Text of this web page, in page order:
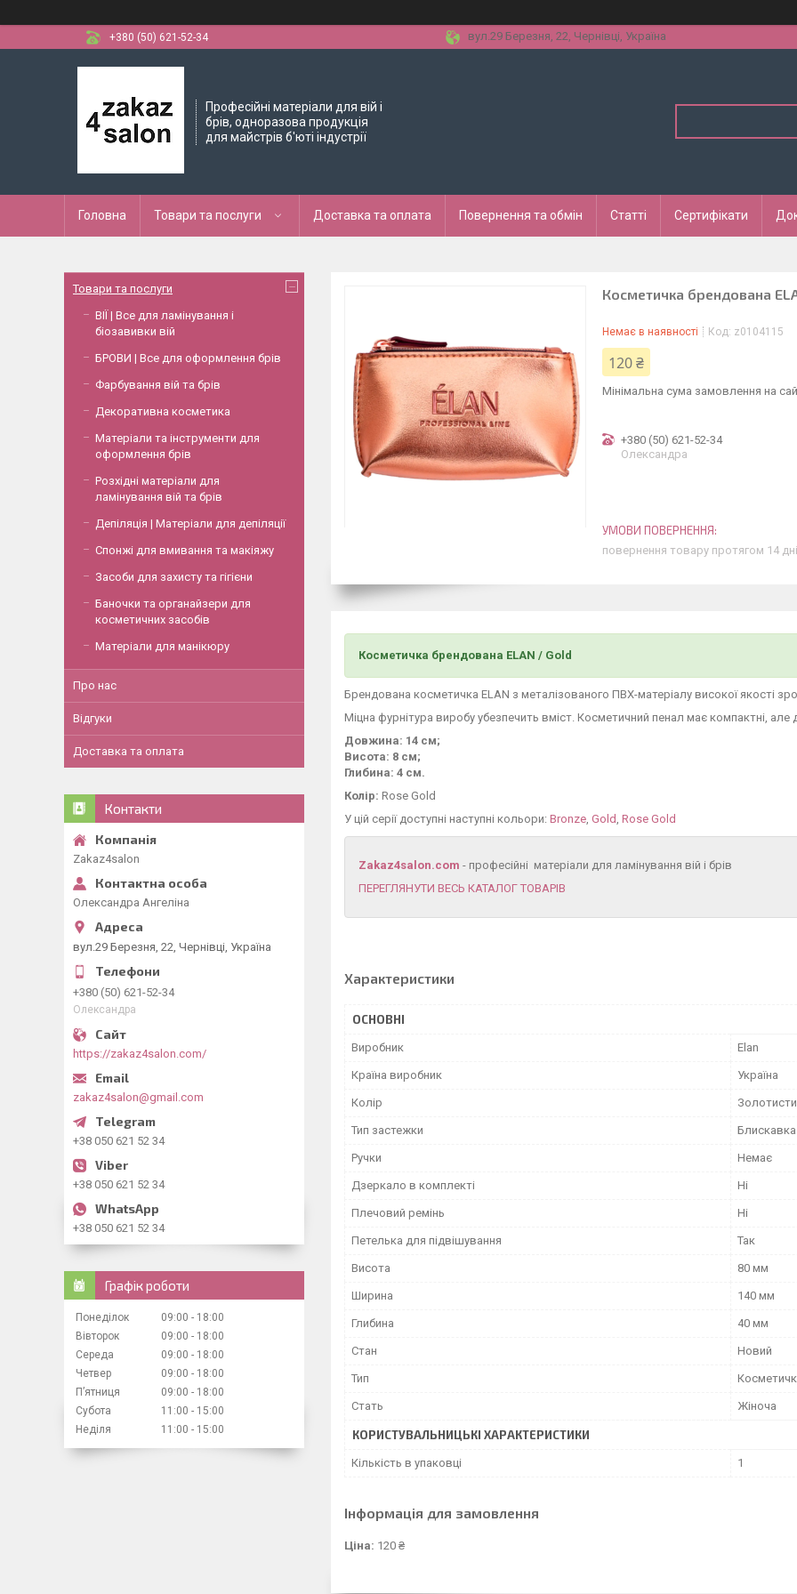
+380 (50) 621-52-34 вул.29 Березня, 22, Чернівці, Україна
Професійні матеріали для вій і
брів, одноразова продукція
для майстрів б'юті індустрії
Головна Товари та послуги Доставка та оплата Повернення та обмін Статті Сертифікати
Косметичка брендована
Немає в наявності Код: z0104115
120 ₴
Мінімальна сума замовлення на
+380 (50) 621-52-34
Олександра
повернення товару протягом 14
Косметичка брендована ELAN / Gold
Брендована косметичка ELAN з металізованого ПВХ-матеріалу високої якості
Міцна фурнітура виробу убезпечить вміст. Косметичний пенал має компактні, але
Довжина: 14 см;
Висота: 8 см;
Глибина: 4 см.
Колір: Rose Gold
У цій серії доступні наступні кольори: Bronze Gold Rose Gold
Zakaz4salon.com - професійні матеріали для ламінування вій і брів
ПЕРЕГЛЯНУТИ ВЕСЬ КАТАЛОГ ТОВАРІВ
Характеристики
ОСНОВНІ
Виробник Elan
Країна виробник Україна
Колір
Тип застежки Блискавка
Ручки Немає
Дзеркало в комплекті Ні
Плечовий ремінь Ні
Петелька для підвішування Так
Висота 80 мм
Ширина 140 мм
Глибина 40 мм
Стан Новий
Тип
Стать Жіноча
КОРИСТУВАЛЬНИЦЬКІ ХАРАКТЕРИСТИКИ
Кількість в упаковці 1
Інформація для замовлення
Ціна: 120 ₴
Товари та послуги
ВІЇ | Все для ламінування і
біозавивки вій
БРОВИ | Все для оформлення брів
Фарбування вій та брів
Декоративна косметика
Матеріали та інструменти для
оформлення брів
Розхідні матеріали для
ламінування вій та брів
Депіляція | Матеріали для депіляції
Спонжі для вмивання та макіяжу
Засоби для захисту та гігієни
Баночки та органайзери для
косметичних засобів
Матеріали для манікюру
Про нас
Відгуки
Доставка та оплата
Контакти
Zakaz4salon
Олександра Ангеліна
вул.29 Березня, 22, Чернівці, Україна
+380 (50) 621-52-34
Олександра
https://zakaz4salon.com/
zakaz4salon@gmail.com
+38 050 621 52 34
+38 050 621 52 34
+38 050 621 52 34
Графік роботи
Понеділок 09:00
18:00
Вівторок
09:00
18:00
Середа
09:00
18:00
Четвер
09:00
18:00
Пʼятниця
09:00
18:00
Субота
11:00
15:00
Неділя
11:00 15:00